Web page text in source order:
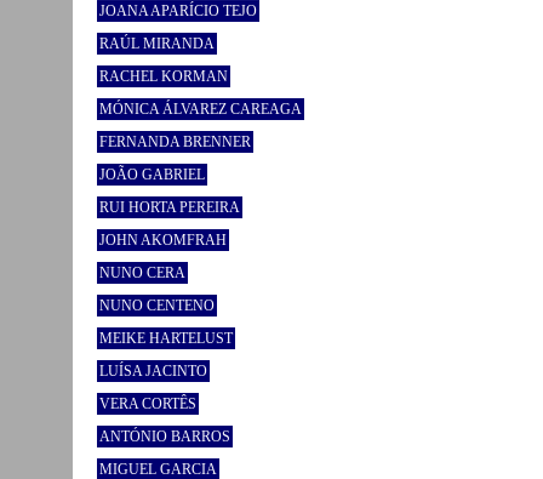
JOANA APARÍCIO TEJO
RAÚL MIRANDA
RACHEL KORMAN
MÓNICA ÁLVAREZ CAREAGA
FERNANDA BRENNER
JOÃO GABRIEL
RUI HORTA PEREIRA
JOHN AKOMFRAH
NUNO CERA
NUNO CENTENO
MEIKE HARTELUST
LUÍSA JACINTO
VERA CORTÊS
ANTÓNIO BARROS
MIGUEL GARCIA